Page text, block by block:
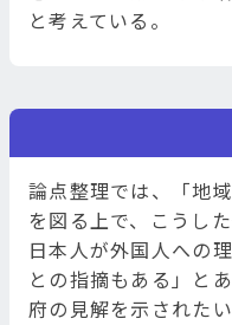
と考えている。
論点整理では、「地
を図る上で、こうし
日本人が外国人への
との指摘もある」と
府の見解を示されたい